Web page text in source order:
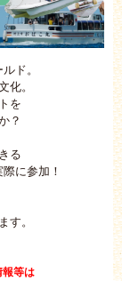
ド。
化。
を
？
る
に参加！
す。
報等は